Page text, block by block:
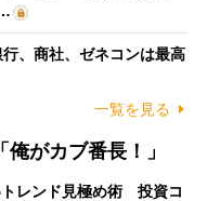
、商社、ゼネコンは最高
一覧を見る
がカブ番長！」
トレンド見極め術 投資コ